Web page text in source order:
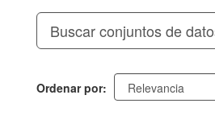
Ordenar por